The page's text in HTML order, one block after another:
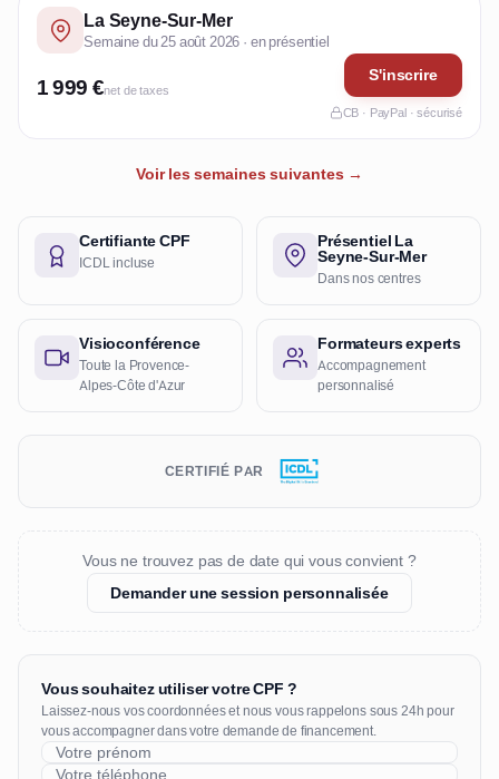
La Seyne-Sur-Mer
Semaine du 25 août 2026 · en présentiel
1 999 €net de taxes
S'inscrire
CB · PayPal · sécurisé
Voir les semaines suivantes →
Certifiante CPF
ICDL incluse
Présentiel La
Seyne-Sur-Mer
Dans nos centres
Visioconférence
Toute la Provence-
Alpes-Côte d'Azur
Formateurs experts
Accompagnement
personnalisé
CERTIFIÉ PAR
Vous ne trouvez pas de date qui vous convient ?
Demander une session personnalisée
Vous souhaitez utiliser votre CPF ?
Laissez-nous vos coordonnées et nous vous rappelons sous 24h pour
vous accompagner dans votre demande de financement.